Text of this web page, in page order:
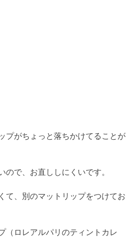
プがちょっと落ちかけてることが
で、お直ししにくいです。
て、別のマットリップをつけてお
（ロレアルパリのティントカレ